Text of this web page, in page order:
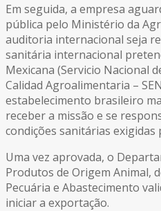
Em seguida, a empresa
pública pelo Ministério da
auditoria internacional seja
sanitária internacional
Mexicana (Servicio Nacional
Calidad Agroalimentaria –
estabelecimento brasileiro
receber a missão e se
condições sanitárias exigidas
Uma vez aprovada, o
Produtos de Origem Animal,
Pecuária e Abastecimento
iniciar a exportação.